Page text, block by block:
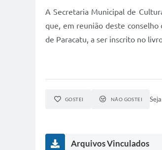
A Secretaria Municipal de
que, em reunião deste
de Paracatu, a ser inscrito no
GOSTEI NÃO GOSTEI
Arquivos Vinculados